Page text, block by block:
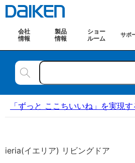
会社
情報
製品
情報
ショー
ルーム
サポ
「ずっと ここちいいね」を実現
ieria(イエリア) リビングドア